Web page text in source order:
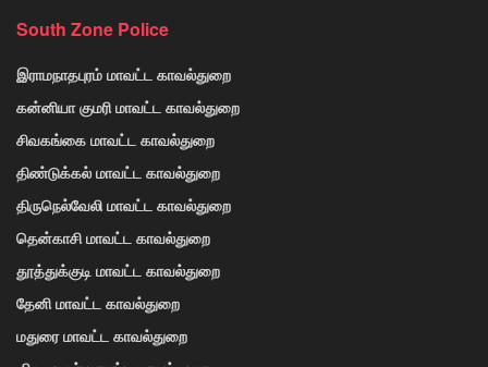
South Zone Police
இராமநாதபுரம் மாவட்ட காவல்துறை
கன்னியா குமரி மாவட்ட காவல்துறை
சிவகங்கை மாவட்ட காவல்துறை
திண்டுக்கல் மாவட்ட காவல்துறை
திருநெல்வேலி மாவட்ட காவல்துறை
தென்காசி மாவட்ட காவல்துறை
தூத்துக்குடி மாவட்ட காவல்துறை
தேனி மாவட்ட காவல்துறை
மதுரை மாவட்ட காவல்துறை